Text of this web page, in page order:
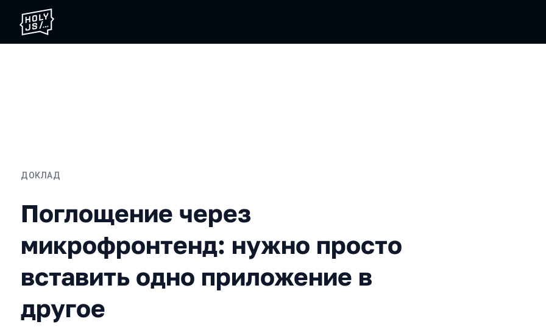
ДОКЛАД
Поглощение через микрофронтенд: нужно просто
Поглощение через
микрофронтенд: нужно просто
вставить одно приложение в
другое